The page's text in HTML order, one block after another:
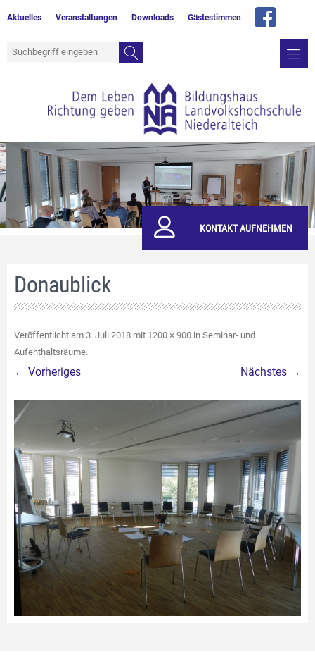
Aktuelles Veranstaltungen Downloads Gästestimmen
KONTAKT AUFNEHMEN
Donaublick
Veröffentlicht am 3. Juli 2018 mit 1200 × 900 in Seminar- und
Aufenthaltsräume.
← Vorheriges Nächstes →